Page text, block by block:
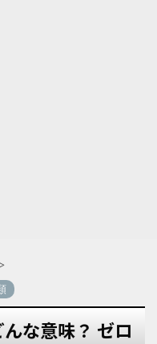
>
な意味？ ゼロ